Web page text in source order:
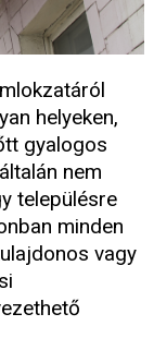
helyeken,
gyalogos
nem
településre
minden
vagy